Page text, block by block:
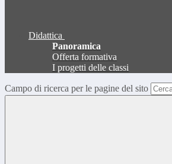
Didattica
Panoramica
Offerta formativa
I progetti delle classi
Campo di ricerca per le pagine del sito